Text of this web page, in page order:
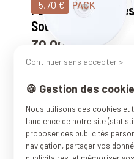
-5,70 € PACK
Pack de
Sous Vide – Pika
Prix
39,00 € Prix de base
44,70 €
PIKA
2 Bouchons sous
bouteille de vin
Prix
6,90 €
Continuer sans accepter >
🍪 Gestion des
Nous utilisons des cookies et
l'audience de notre site
proposer des publicités
navigation, partager vos